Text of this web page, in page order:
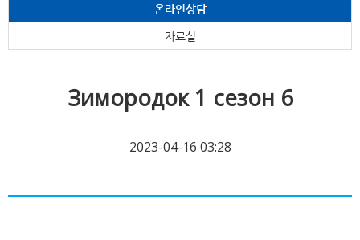
온라인상담
자료실
Зимородок 1 сезон 6
2023-04-16 03:28